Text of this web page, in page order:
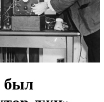
был